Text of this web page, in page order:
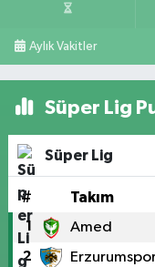
Aylık Vakitler
Süper Lig
Süper Lig
# Takım
1 Amed
2